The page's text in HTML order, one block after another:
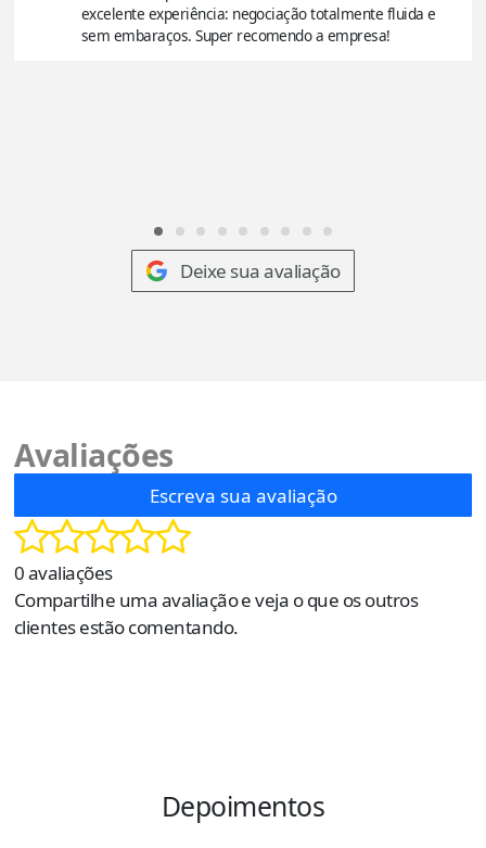
excelente experiência: negociação totalmente fluida e
sem embaraços. Super recomendo a empresa!
Deixe sua avaliação
Avaliações
Escreva sua avaliação
0 avaliações
Compartilhe uma avaliação e veja o que os outros
clientes estão comentando.
Depoimentos